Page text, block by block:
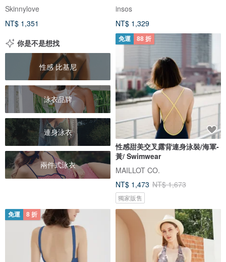
Skinnylove
NT$ 1,351
insos
NT$ 1,329
你是不是想找
性感 比基尼
泳衣品牌
連身泳衣
兩件式泳衣
免運 88 折
性感甜美交叉露背連身泳裝/海軍-
黃/ Swimwear
MAILLOT CO.
NT$ 1,473 NT$ 1,673
獨家販售
免運 8 折